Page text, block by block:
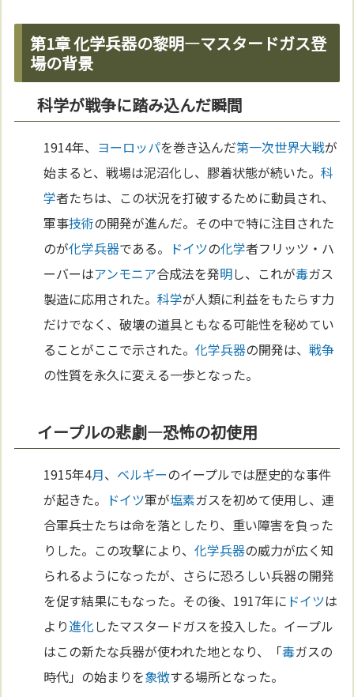
第1章 化学兵器の黎明—マスタードガス登
場の背景
科学が戦争に踏み込んだ瞬間
1914年、 ヨーロッパを巻き込んだ第一次世界大戦が
始まると、戦場は泥沼化し、膠着状態が続いた。科
学者たちは、この状況を打破するために動員され、
軍事技術の開発が進んだ。その中で特に注目された
のが化学兵器である。 ドイツの化学者フリッツ・ハ
ーバーはアンモニア合成法を発明し、これが毒ガス
製造に応用された。科学が人類に利益をもたらす力
だけでなく、破壊の道具ともなる可能性を秘めてい
ることがここで示された。化学兵器の開発は、戦争
の性質を永久に変える一歩となった。
イープルの悲劇—恐怖の初使用
1915年4月、 ベルギーのイープルでは歴史的な事件
が起きた。 ドイツ軍が塩素ガスを初めて使用し、連
合軍兵士たちは命を落としたり、重い障害を負った
りした。この攻撃により、化学兵器の威力が広く知
られるようになったが、さらに恐ろしい兵器の開発
を促す結果にもなった。その後、1917年に ドイツは
より進化したマスタードガスを投入した。イープル
はこの新たな兵器が使われた地となり、「毒ガスの
時代」の始まりを象徴する場所となった。